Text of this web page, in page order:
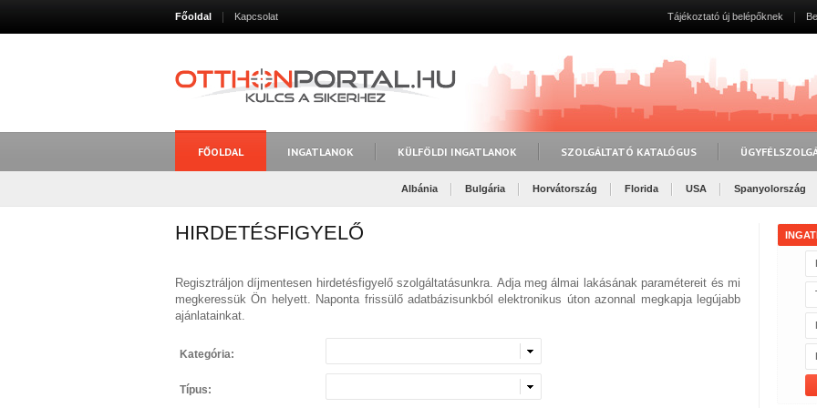
Főoldal Kapcsolat Tájékoztató új belépőknek
FŐOLDAL INGATLANOK KÜLFÖLDI INGATLANOK SZOLGÁLTATÓ KATALÓGUS
Albánia Bulgária Horvátország Florida USA Spanyolország
HIRDETÉSFIGYELŐ
Regisztráljon díjmentesen hirdetésfigyelő szolgáltatásunkra. Adja meg álmai lakásának paramétereit és mi
megkeressük Ön helyett. Naponta frissülő adatbázisunkból elektronikus úton azonnal megkapja legújabb
ajánlatainkat.
Kategória:
Típus: